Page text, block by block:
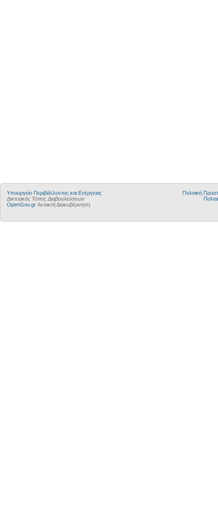
Yπουργείο Περιβάλλοντος και Ενέργειας
Δικτυακός Τόπος Διαβουλεύσεων
OpenGov.gr Ανοικτή Διακυβέρνηση
Πολιτική